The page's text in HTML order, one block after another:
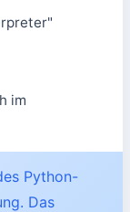
im
Python-
Das